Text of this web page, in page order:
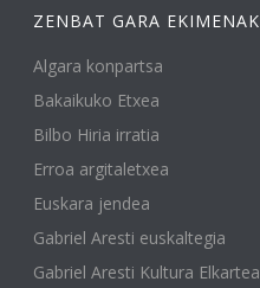
ZENBAT GARA EKIMENAK
Algara konpartsa
Bakaikuko Etxea
Bilbo Hiria irratia
Erroa argitaletxea
Euskara jendea
Gabriel Aresti euskaltegia
Gabriel Aresti Kultura Elkartea